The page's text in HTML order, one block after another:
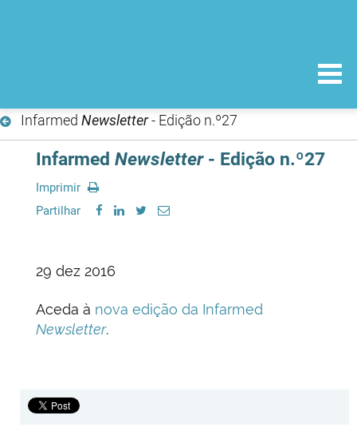
Infarmed Newsletter- Edição n.º27
Infarmed Newsletter- Edição n.º27
Imprimir
Partilhar
29 dez 2016
Aceda à nova edição da Infarmed
Newsletter.